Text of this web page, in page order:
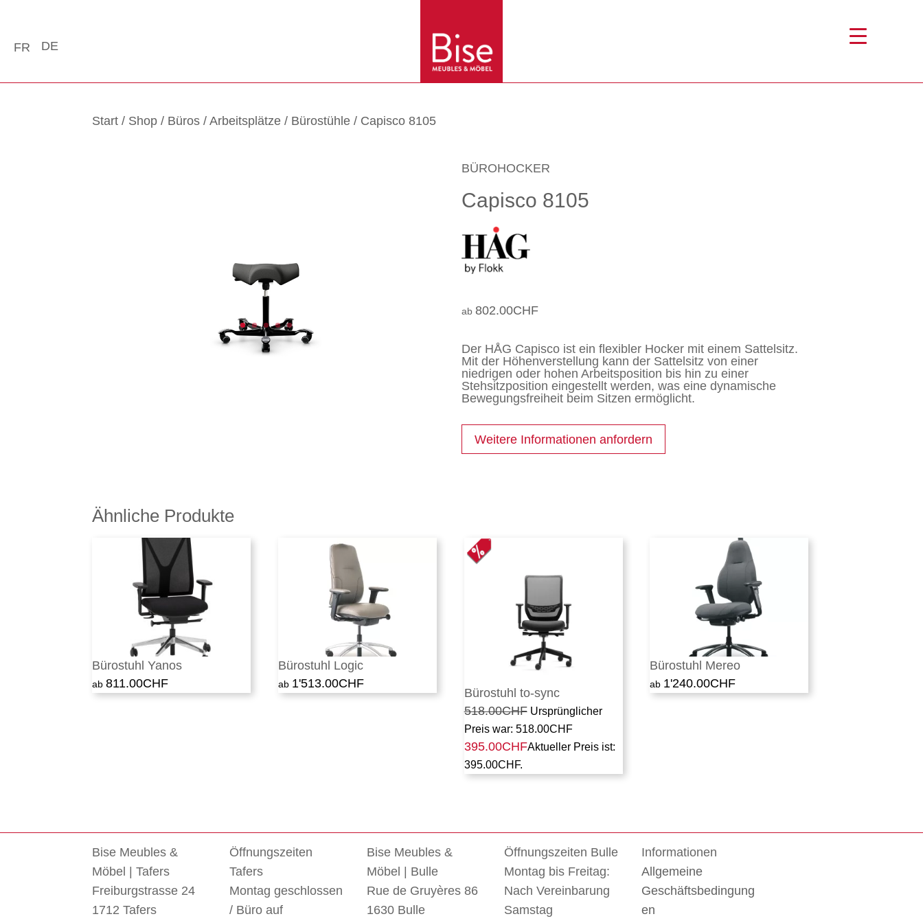
FR DE
Start / Shop / Büros /Arbeitsplätze / Bürostühle / Capisco 8105
BÜROHOCKER
Capisco 8105
802.00CHF
Der HÅG Capisco ist ein flexibler Hocker mit einem Sattelsitz.
Mit der Höhenverstellung kann der Sattelsitz von einer
niedrigen oder hohen Arbeitsposition bis hin zu einer
Stehsitzposition eingestellt werden, was eine dynamische
Bewegungsfreiheit beim Sitzen ermöglicht.
Weitere Informationen anfordern
Ähnliche Produkte
Bürostuhl Yanos
811.00CHF
Bürostuhl Logic
1'513.00CHF
Bürostuhl to-sync
518.00CHF Ursprünglicher
Preis war: 518.00CHF
395.00CHFAktueller Preis ist:
395.00CHF.
Bürostuhl Mereo
1'240.00CHF
Bise Meubles &
Möbel | Tafers
Freiburgstrasse 24
1712 Tafers
Öffnungszeiten
Tafers
Montag geschlossen
/ Büro auf
Bise Meubles &
Möbel | Bulle
Rue de Gruyères 86
1630 Bulle
Öffnungszeiten Bulle
Montag bis Freitag:
Nach Vereinbarung
Samstag
Informationen
Allgemeine
Geschäftsbedingung
en